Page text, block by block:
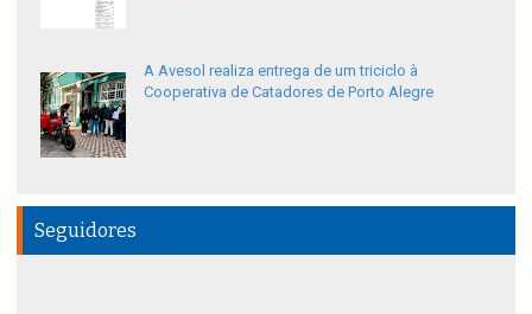
A Avesol realiza entrega de um triciclo à
Cooperativa de Catadores de Porto Alegre
Seguidores